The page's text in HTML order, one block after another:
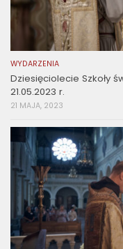
WYDARZENIA
Dziesięciolecie Szkoły
21.05.2023 r.
21 MAJA, 2023